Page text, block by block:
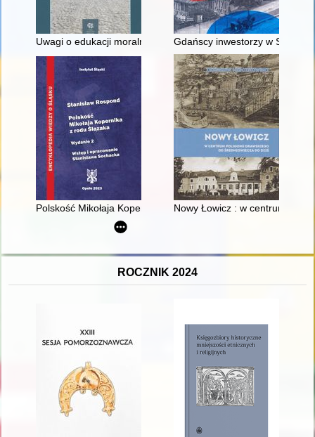
Uwagi o edukacji moralnej synów szlacheckich w XVI-
Gdańscy inwestorzy w
Polskość Mikołaja Kopernika z rodu ŚlązakaNowy Łowicz : w centrum
ROCZNIK 2024